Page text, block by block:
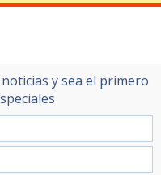
y sea el primero